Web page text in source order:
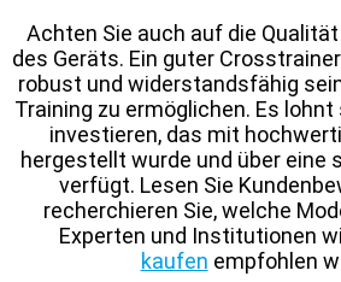
Achten Sie auch auf die
des Geräts. Ein guter
robust und widerstandsfähig
Training zu ermöglichen. Es lohnt
investieren, das mit
hergestellt wurde und über eine
verfügt. Lesen Sie
recherchieren Sie, welche
Experten und Institutionen
kaufen empfohlen